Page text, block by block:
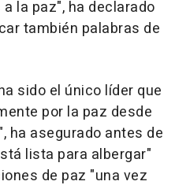
la paz", ha declarado
también palabras de
sido el único líder que
por la paz desde
ha asegurado antes de
lista para albergar"
de paz "una vez